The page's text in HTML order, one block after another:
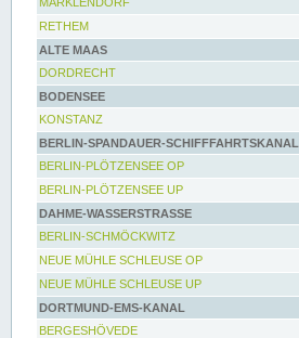
RETHEM
ALTE MAAS
DORDRECHT
BODENSEE
KONSTANZ
BERLIN-SPANDAUER-SCHIFFFAHRTSKANAL
BERLIN-PLÖTZENSEE OP
BERLIN-PLÖTZENSEE UP
DAHME-WASSERSTRASSE
BERLIN-SCHMÖCKWITZ
NEUE MÜHLE SCHLEUSE OP
NEUE MÜHLE SCHLEUSE UP
DORTMUND-EMS-KANAL
BERGESHÖVEDE